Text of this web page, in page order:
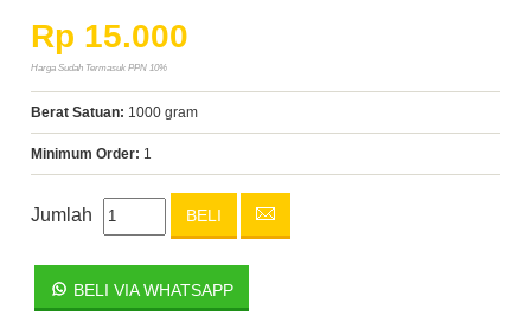
Rp 15.000
Harga Sudah Termasuk PPN 10%
Berat Satuan: 1000 gram
Minimum Order: 1
Jumlah BELI
BELI VIA WHATSAPP